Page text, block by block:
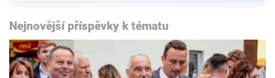
Nejnovější příspěvky k tématu